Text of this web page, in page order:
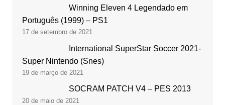
Winning Eleven 4 Legendado em
Português (1999) – PS1
17 de setembro de 2021
International SuperStar Soccer 2021-
Super Nintendo (Snes)
19 de março de 2021
SOCRAM PATCH V4 – PES 2013
20 de maio de 2021